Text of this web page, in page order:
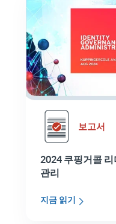
보고서
2024 쿠핑거콜
관리
지금 읽기